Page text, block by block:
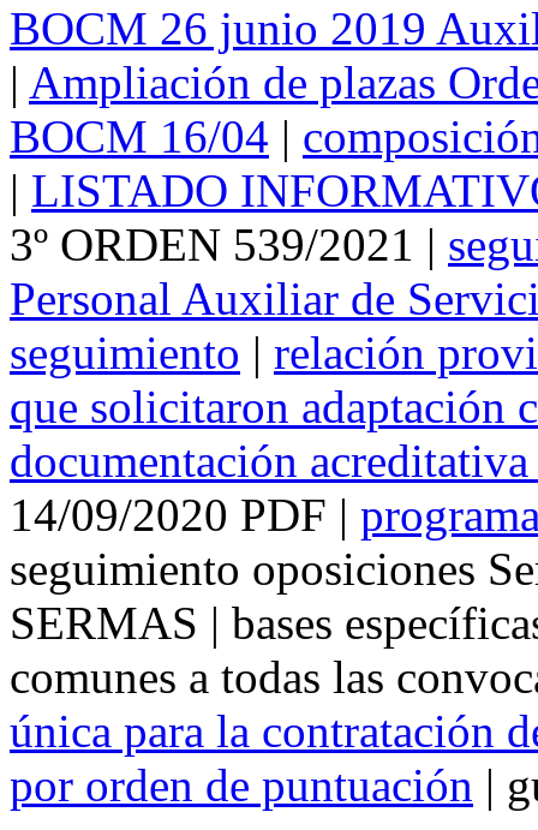
BOCM 26 junio 2019
| Ampliación de plazas
BOCM 16/04 |
| LISTADO
3º ORDEN 539/2021 |
Personal Auxiliar de
seguimiento | relación
que solicitaron adaptación
documentación
14/09/2020 PDF |
seguimiento oposiciones
SERMAS | bases
comunes a todas las
única para la contratación
por orden de puntuación |